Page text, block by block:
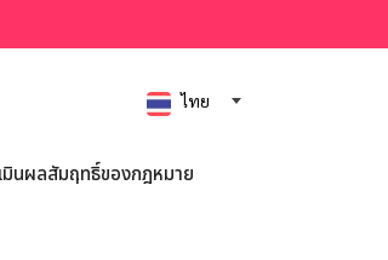
ไทย
มินผลสัมฤทธิ์ของกฎหมาย